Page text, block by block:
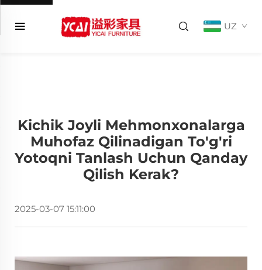
UZ
Kichik Joyli Mehmonxonalarga
Muhofaz Qilinadigan To'g'ri
Yotoqni Tanlash Uchun Qanday
Qilish Kerak?
2025-03-07 15:11:00